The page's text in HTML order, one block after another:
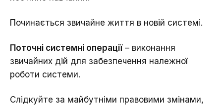
Починається звичайне життя в новій системі.
Поточні системні операції– виконання
звичайних дій для забезпечення належної
роботи системи.
Слідкуйте за майбутніми правовими змінами,